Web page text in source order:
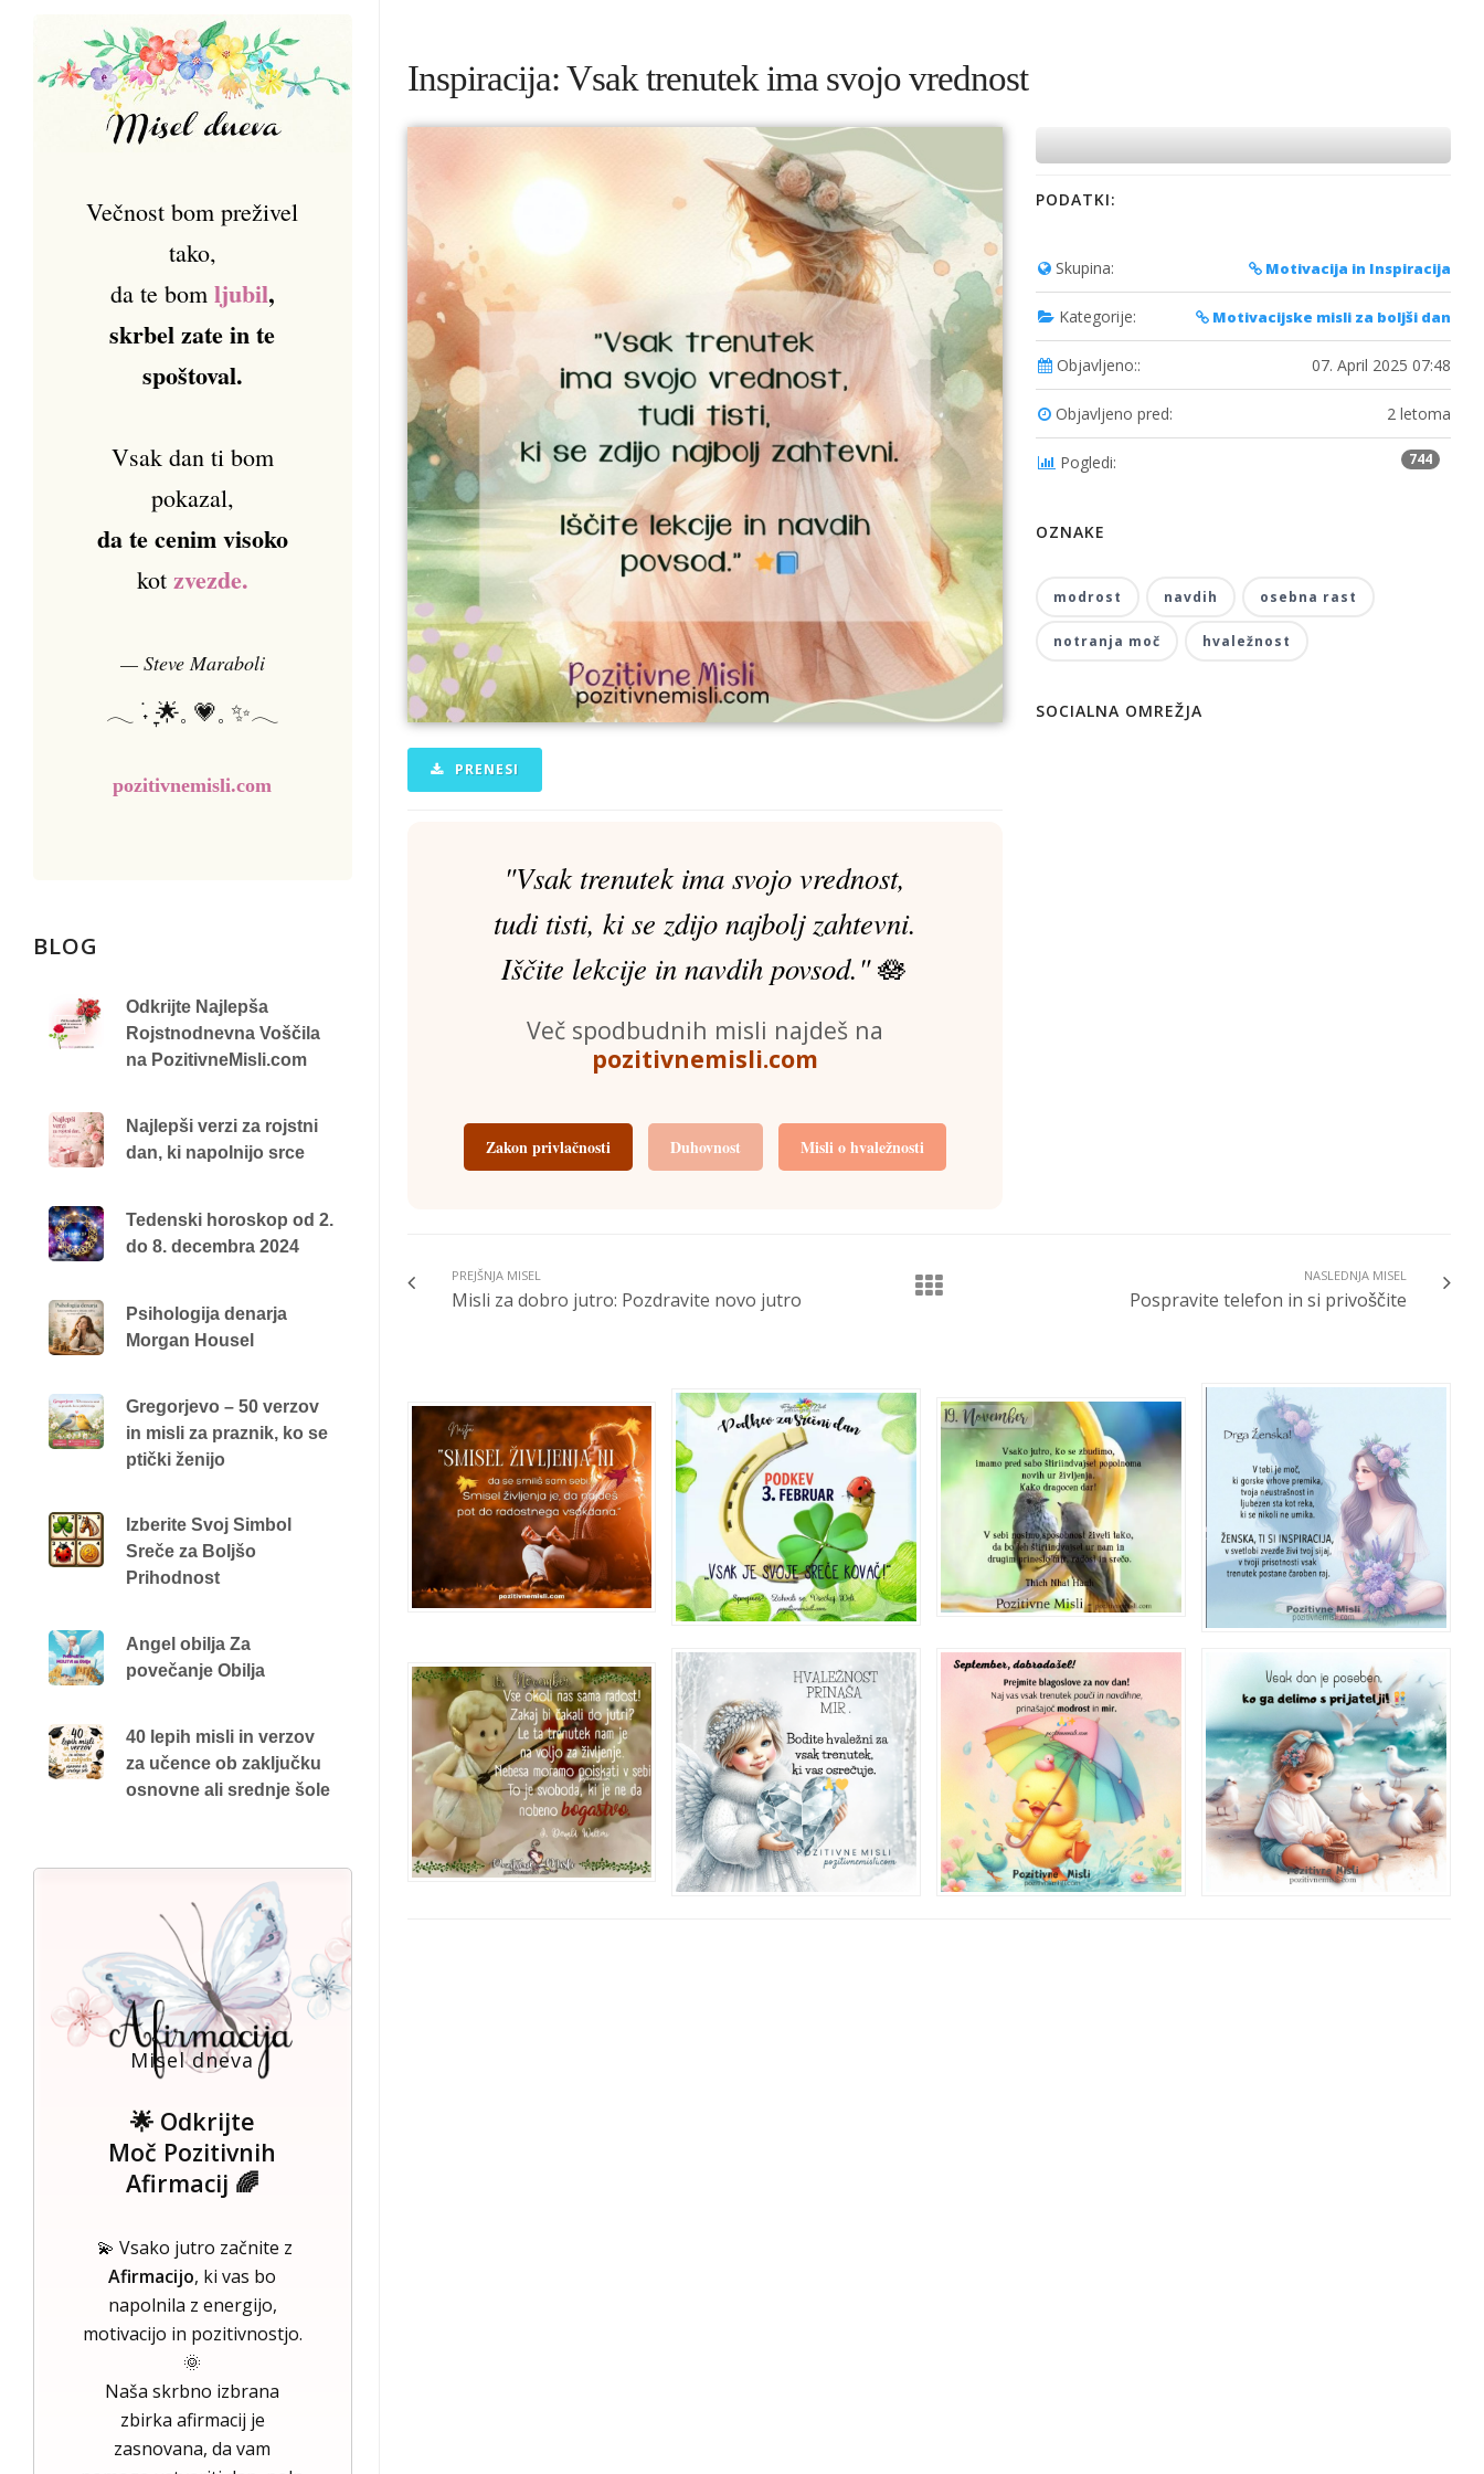
Inspiracija: Vsak trenutek ima svojo vrednost
PRENESI
"Vsak trenutek ima svojo vrednost,
tudi tisti, ki se zdijo najbolj zahtevni.
Iščite lekcije in navdih povsod."🪷
Več spodbudnih misli najdeš na
pozitivnemisli.com
Zakon privlačnosti Duhovnost Misli o hvaležnosti
PODATKI:
Skupina: Motivacija in Inspiracija
Kategorije: Motivacijske misli za boljši dan
Objavljeno:: 07. April 2025 07:48
Objavljeno pred: 2 letoma
Pogledi: 744
OZNAKE
modrost navdih osebna rast
notranja moč hvaležnost
SOCIALNA OMREŽJA
PREJŠNJA MISEL
Misli za dobro jutro: Pozdravite novo jutro
NASLEDNJA MISEL
Pospravite telefon in si privoščite
Večnost bom preživel
tako,
da te bom ljubil,
skrbel zate in te
spoštoval.
Vsak dan ti bom
pokazal,
da te cenim visoko
kot zvezde.
— Steve Maraboli
𓂃 ࣪˖ ִֶָ🌟𓈒 💗𓈒 ✨𓂃
pozitivnemisli.com
BLOG
Odkrijte Najlepša
Rojstnodnevna Voščila
na PozitivneMisli.com
Najlepši verzi za rojstni
dan, ki napolnijo srce
Tedenski horoskop od 2.
do 8. decembra 2024
Psihologija denarja
Morgan Housel
Gregorjevo – 50 verzov
in misli za praznik, ko se
ptički ženijo
Izberite Svoj Simbol
Sreče za Boljšo
Prihodnost
Angel obilja Za
povečanje Obilja
40 lepih misli in verzov
za učence ob zaključku
osnovne ali srednje šole
Misel dneva
🌟 Odkrijte
Moč Pozitivnih
Afirmacij 🌈
💫 Vsako jutro začnite z
Afirmacijo, ki vas bo
napolnila z energijo,
motivacijo in pozitivnostjo.
🌞
Naša skrbno izbrana
zbirka afirmacij je
zasnovana, da vam